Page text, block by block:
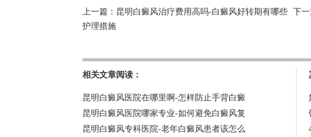
上一篇： 昆明白癜风治疗费用高吗-白癜风好转期有哪些
护理措施
下一
相关文章阅读：
昆明白癜风医院在哪里啊-怎样防止手背白癜
昆明白癜风医院哪家专业-如何避免白癜风复
昆明白癜风专科医院-老年白癜风患者该怎么